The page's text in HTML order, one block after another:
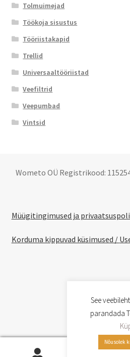
Tolmuimejad
Töökoja sisustus
Tööriistakapid
Trellid
Universaaltööriistad
Veefiltrid
Veepumbad
Vintsid
Wometo OÜ Registrikood:
Müügitingimused ja
Korduma kippuvad küsimused /
See
parandada
Nõusolek